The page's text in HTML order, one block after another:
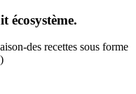
écosystème.
des recettes sous forme